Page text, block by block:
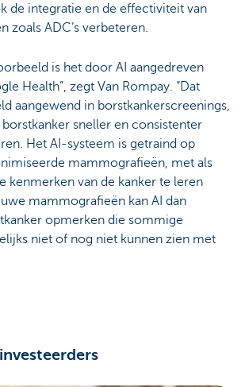
de integratie en de effectiviteit van
zoals ADC’s verbeteren.
is het door AI aangedreven
Health”, zegt Van Rompay. “Dat
aangewend in borstkankerscreenings,
sneller en consistenter
Het AI-systeem is getraind op
mammografieën, met als
kenmerken van de kanker te leren
mammografieën kan AI dan
opmerken die sommige
niet of nog niet kunnen zien met